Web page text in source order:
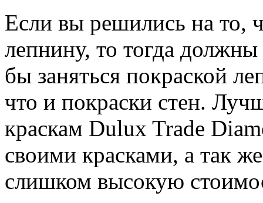
Если вы решились на то,
лепнину, то тогда должны
бы заняться покраской
что и покраски стен.
краскам Dulux Trade
своими красками, а так
слишком высокую